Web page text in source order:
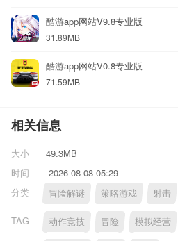
酷游app网站V9.8专业版
31.89MB
酷游app网站V0.8专业版
71.59MB
相关信息
大小
49.3MB
时间
2026-08-08 05:29
分类
冒险解谜 策略游戏 射击
TAG 动作竞技 冒险 模拟经营